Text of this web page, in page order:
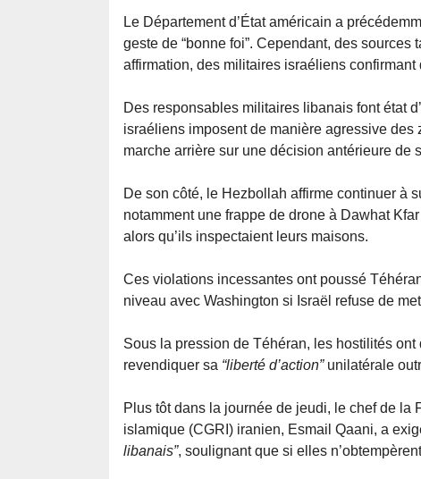
Le Département d’État américain a
geste de “bonne foi”. Cependant, des
affirmation, des militaires israéliens confirmant
Des responsables militaires libanais font état
israéliens imposent de manière agressive des
marche arrière sur une décision antérieure de
De son côté, le Hezbollah affirme continuer à
notamment une frappe de drone à Dawhat
alors qu’ils inspectaient leurs maisons.
Ces violations incessantes ont poussé
niveau avec Washington si Israël refuse de
Sous la pression de Téhéran, les hostilités
revendiquer sa “liberté d’action” unilatérale
Plus tôt dans la journée de jeudi, le chef de la
islamique (CGRI) iranien, Esmail Qaani, a
libanais”, soulignant que si elles